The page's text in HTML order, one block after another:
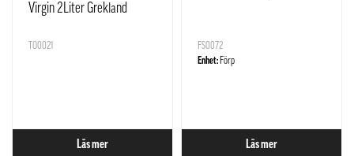
Virgin 2Liter Grekland
TO0021
Läs mer
FS0072
Enhet: Förp
Läs mer